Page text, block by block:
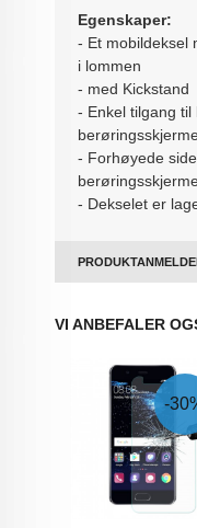
Egenskaper:
- Et mobildeksel
i lommen
- med Kickstand
- Enkel tilgang
- Forhøyede
- Dekselet er
VI ANBEFALER
-